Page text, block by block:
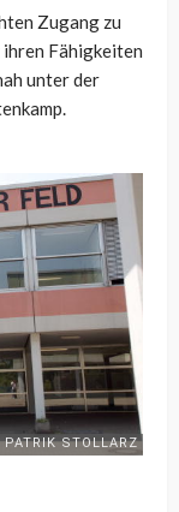
Zugang zu
Fähigkeiten
unter der